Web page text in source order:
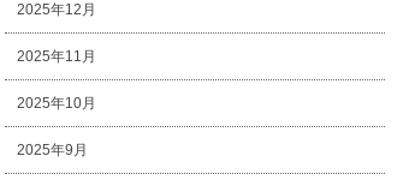
2025年12月
2025年11月
2025年10月
2025年9月